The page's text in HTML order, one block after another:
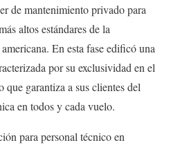
de mantenimiento privado para
altos estándares de la
En esta fase edificó una
por su exclusividad en el
garantiza a sus clientes del
en todos y cada vuelo.
para personal técnico en